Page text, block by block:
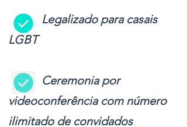
-Legalizado para casais
LGBT
-Ceremonia por
videoconferência com número
ilimitado de convidados